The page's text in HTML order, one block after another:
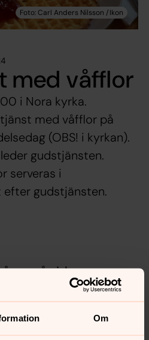
Om
med våfflor
i Nora kyrka.
med våfflor på
(OBS! i kyrkan).
gudstjänsten.
serveras i
gudstjänsten.
på sidans